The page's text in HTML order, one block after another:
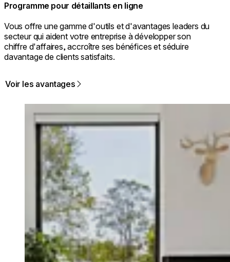
Programme pour détaillants en ligne
Vous offre une gamme d'outils et d'avantages leaders du
secteur qui aident votre entreprise à développer son
chiffre d'affaires, accroître ses bénéfices et séduire
davantage de clients satisfaits.
Voir les avantages